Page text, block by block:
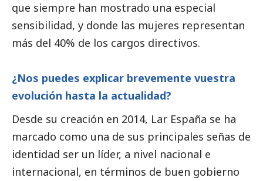
que siempre han mostrado una especial
sensibilidad, y donde las mujeres representan
más del 40% de los cargos directivos.
¿Nos puedes explicar brevemente vuestra
evolución hasta la actualidad?
Desde su creación en 2014, Lar España se ha
marcado como una de sus principales señas de
identidad ser un líder, a nivel nacional e
internacional, en términos de buen gobierno